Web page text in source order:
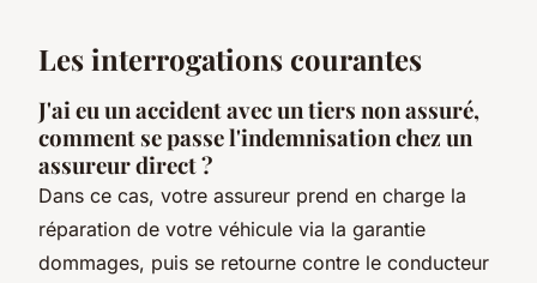
Les interrogations courantes
J'ai eu un accident avec un tiers non assuré,
comment se passe l'indemnisation chez un
assureur direct ?
Dans ce cas, votre assureur prend en charge la
réparation de votre véhicule via la garantie
dommages, puis se retourne contre le conducteur